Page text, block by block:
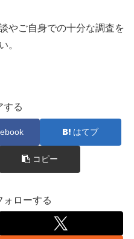
やご自身での十分な調査を
。
する
はてブ
コピー
ォローする